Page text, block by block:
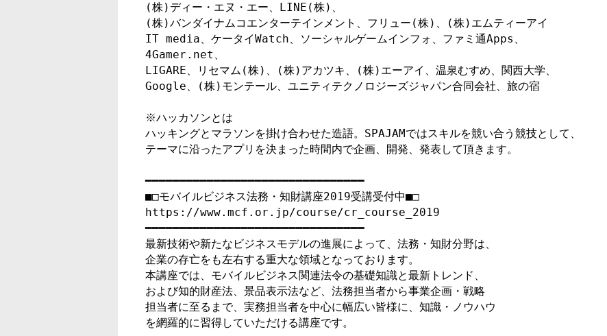
(株)ディー・エヌ・エー、LINE(株)、
(株)バンダイナムコエンターテインメント、フリュー(株)、(株)エムティーアイ
IT media、ケータイWatch、ソーシャルゲームインフォ、ファミ通Apps、
4Gamer.net、
LIGARE、リセマム(株)、(株)アカツキ、(株)エーアイ、温泉むすめ、関西大学、
Google、(株)モンテール、ユニティテクノロジーズジャパン合同会社、旅の宿
※ハッカソンとは
ハッキングとマラソンを掛け合わせた造語。SPAJAMではスキルを競い合う競技として、
テーマに沿ったアプリを決まった時間内で企画、開発、発表して頂きます。
━━━━━━━━━━━━━━━━━━━━━━━━━━━━━━━━
■□モバイルビジネス法務・知財講座2019受講受付中■□
https://www.mcf.or.jp/course/cr_course_2019
━━━━━━━━━━━━━━━━━━━━━━━━━━━━━━━━
最新技術や新たなビジネスモデルの進展によって、法務・知財分野は、
企業の存亡をも左右する重大な領域となっております。
本講座では、モバイルビジネス関連法令の基礎知識と最新トレンド、
および知的財産法、景品表示法など、法務担当者から事業企画・戦略
担当者に至るまで、実務担当者を中心に幅広い皆様に、知識・ノウハウ
を網羅的に習得していただける講座です。